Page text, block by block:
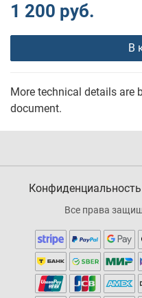
1 200 руб.
В
More technical details are
document.
Конфиденциальность
Все права